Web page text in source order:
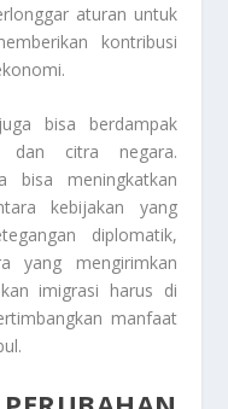
aturan untuk
kontribusi
bisa berdampak
dan citra negara.
bisa meningkatkan
kebijakan yang
diplomatik,
yang mengirimkan
imigrasi harus di
manfaat